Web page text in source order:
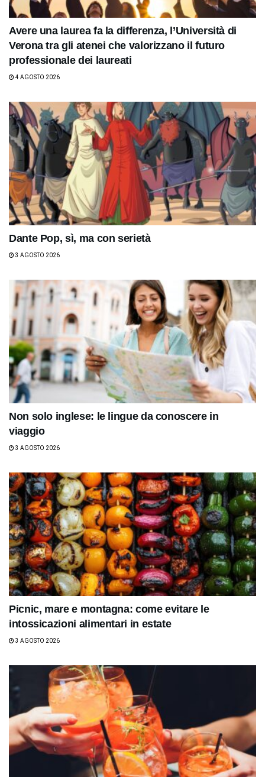
Avere una laurea fa la differenza, l’Università di
Verona tra gli atenei che valorizzano il futuro
professionale dei laureati
4 AGOSTO 2026
Dante Pop, sì, ma con serietà
3 AGOSTO 2026
Non solo inglese: le lingue da conoscere in
viaggio
3 AGOSTO 2026
Picnic, mare e montagna: come evitare le
intossicazioni alimentari in estate
3 AGOSTO 2026